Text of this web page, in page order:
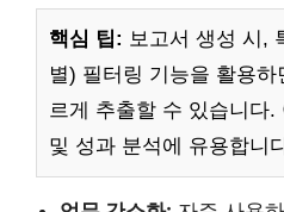
핵심 팁: 보고서 생성 시,
별) 필터링 기능을 활용
르게 추출할 수 있습니다.
및 성과 분석에 유용합니